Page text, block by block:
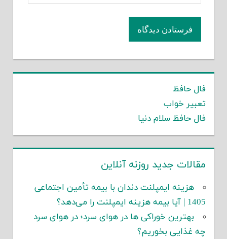
فال حافظ
تعبیر خواب
فال حافظ سلام دنیا
مقالات جدید روزنه آنلاین
هزینه ایمپلنت دندان با بیمه تأمین اجتماعی
1405 | آیا بیمه هزینه ایمپلنت را می‌دهد؟
بهترین خوراکی ها در هوای سرد؛ در هوای سرد
چه غذایی بخوریم؟